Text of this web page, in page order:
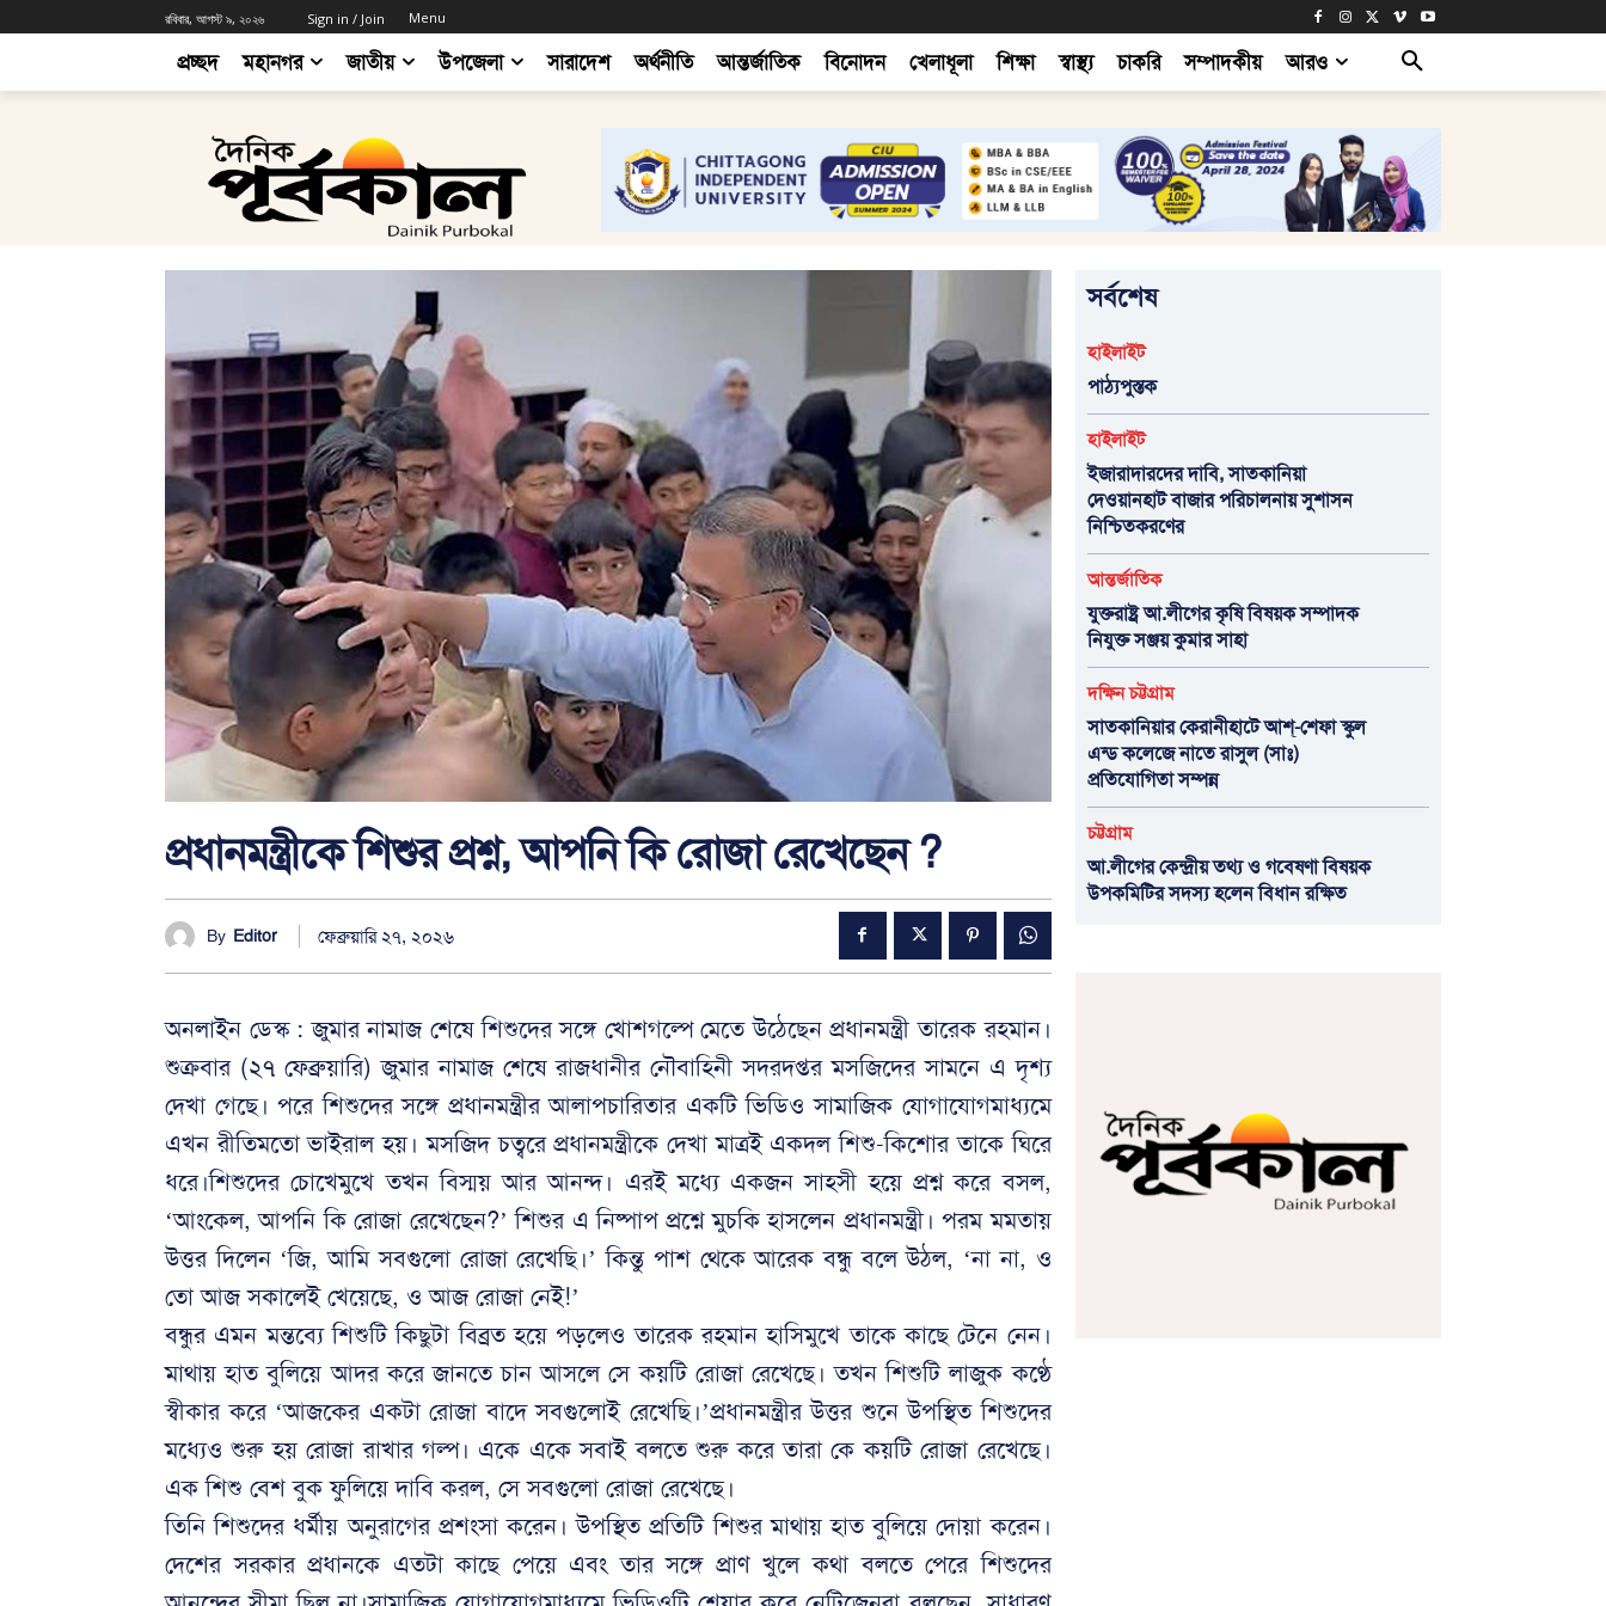
রবিবার, আগস্ট ৯, ২০২৬ Sign in / Join Menu
প্রচ্ছদ মহানগর জাতীয় উপজেলা সারাদেশ অর্থনীতি আন্তর্জাতিক বিনোদন খেলাধূলা শিক্ষা স্বাস্থ্য চাকরি সম্পাদকীয় আরও
প্রধানমন্ত্রীকে শিশুর প্রশ্ন, আপনি কি রোজা রেখেছেন ?
By Editor ফেব্রুয়ারি ২৭, ২০২৬
অনলাইন ডেস্ক : জুমার নামাজ শেষে শিশুদের সঙ্গে খোশগল্পে মেতে উঠেছেন প্রধানমন্ত্রী তারেক রহমান।
শুক্রবার (২৭ ফেব্রুয়ারি) জুমার নামাজ শেষে রাজধানীর নৌবাহিনী সদরদপ্তর মসজিদের সামনে এ দৃশ্য
দেখা গেছে। পরে শিশুদের সঙ্গে প্রধানমন্ত্রীর আলাপচারিতার একটি ভিডিও সামাজিক যোগাযোগমাধ্যমে
এখন রীতিমতো ভাইরাল হয়। মসজিদ চত্বরে প্রধানমন্ত্রীকে দেখা মাত্রই একদল শিশু-কিশোর তাকে ঘিরে
ধরে।শিশুদের চোখেমুখে তখন বিস্ময় আর আনন্দ। এরই মধ্যে একজন সাহসী হয়ে প্রশ্ন করে বসল,
‘আংকেল, আপনি কি রোজা রেখেছেন?’ শিশুর এ নিষ্পাপ প্রশ্নে মুচকি হাসলেন প্রধানমন্ত্রী। পরম মমতায়
উত্তর দিলেন ‘জি, আমি সবগুলো রোজা রেখেছি।’ কিন্তু পাশ থেকে আরেক বন্ধু বলে উঠল, ‘না না, ও
তো আজ সকালেই খেয়েছে, ও আজ রোজা নেই!’
বন্ধুর এমন মন্তব্যে শিশুটি কিছুটা বিব্রত হয়ে পড়লেও তারেক রহমান হাসিমুখে তাকে কাছে টেনে নেন।
মাথায় হাত বুলিয়ে আদর করে জানতে চান আসলে সে কয়টি রোজা রেখেছে। তখন শিশুটি লাজুক কণ্ঠে
স্বীকার করে ‘আজকের একটা রোজা বাদে সবগুলোই রেখেছি।’প্রধানমন্ত্রীর উত্তর শুনে উপস্থিত শিশুদের
মধ্যেও শুরু হয় রোজা রাখার গল্প। একে একে সবাই বলতে শুরু করে তারা কে কয়টি রোজা রেখেছে।
এক শিশু বেশ বুক ফুলিয়ে দাবি করল, সে সবগুলো রোজা রেখেছে।
তিনি শিশুদের ধর্মীয় অনুরাগের প্রশংসা করেন। উপস্থিত প্রতিটি শিশুর মাথায় হাত বুলিয়ে দোয়া করেন।
দেশের সরকার প্রধানকে এতটা কাছে পেয়ে এবং তার সঙ্গে প্রাণ খুলে কথা বলতে পেরে শিশুদের
সর্বশেষ
হাইলাইট
পাঠ্যপুস্তক
হাইলাইট
ইজারাদারদের দাবি, সাতকানিয়া
দেওয়ানহাট বাজার পরিচালনায় সুশাসন
নিশ্চিতকরণের
আন্তর্জাতিক
যুক্তরাষ্ট্র আ.লীগের কৃষি বিষয়ক সম্পাদক
নিযুক্ত সঞ্জয় কুমার সাহা
দক্ষিন চট্টগ্রাম
সাতকানিয়ার কেরানীহাটে আশ্-শেফা স্কুল
এন্ড কলেজে নাতে রাসুল (সাঃ)
প্রতিযোগিতা সম্পন্ন
চট্টগ্রাম
আ.লীগের কেন্দ্রীয় তথ্য ও গবেষণা বিষয়ক
উপকমিটির সদস্য হলেন বিধান রক্ষিত